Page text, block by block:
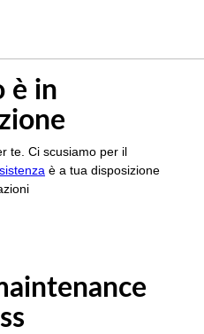
è in
te. Ci scusiamo per il
è a tua disposizione